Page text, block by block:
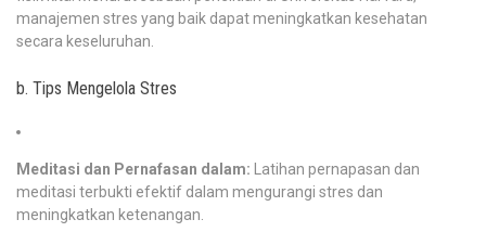
manajemen stres yang baik dapat meningkatkan kesehatan
secara keseluruhan.
b. Tips Mengelola Stres
Meditasi dan Pernafasan dalam: Latihan pernapasan dan
meditasi terbukti efektif dalam mengurangi stres dan
meningkatkan ketenangan.